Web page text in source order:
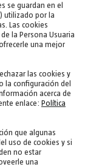
se guardan en el
utilizado por la
Las cookies
la Persona Usuaria
una mejor
las cookies y
la configuración del
acerca de
enlace: Política
que algunas
uso de cookies y si
no estar
una